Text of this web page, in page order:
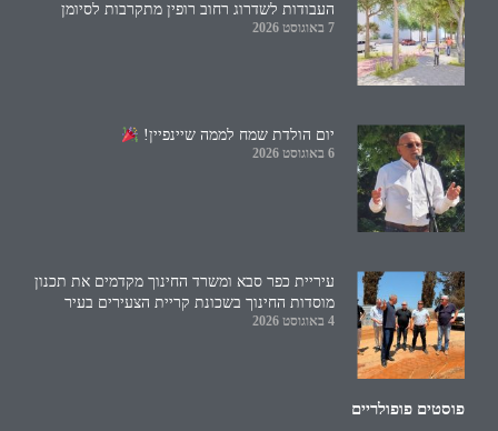
העבודות לשדרוג רחוב רופין מתקרבות לסיומן
7 באוגוסט 2026
יום הולדת שמח לממה שיינפיין!
6 באוגוסט 2026
עיריית כפר סבא ומשרד החינוך מקדמים את תכנון
מוסדות החינוך בשכונת קריית הצעירים בעיר
4 באוגוסט 2026
פוסטים פופולריים